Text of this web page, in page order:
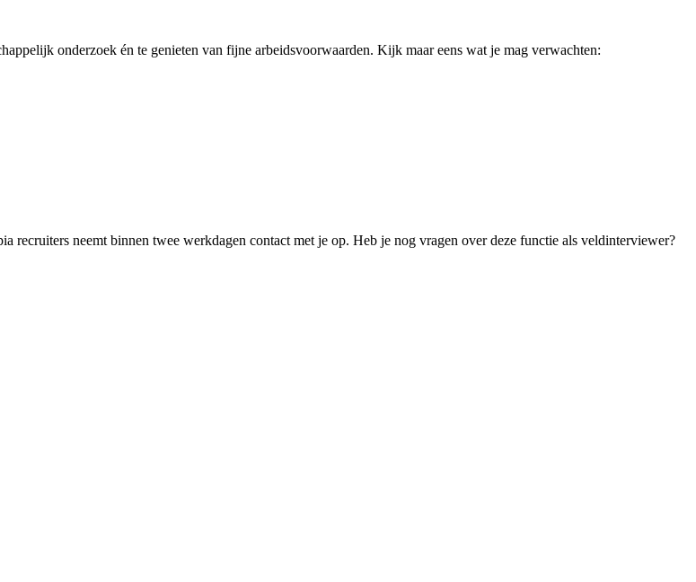
onderzoek én te genieten van fijne arbeidsvoorwaarden. Kijk maar eens wat je mag verwachten:
neemt binnen twee werkdagen contact met je op. Heb je nog vragen over deze functie als veldinterviewer?